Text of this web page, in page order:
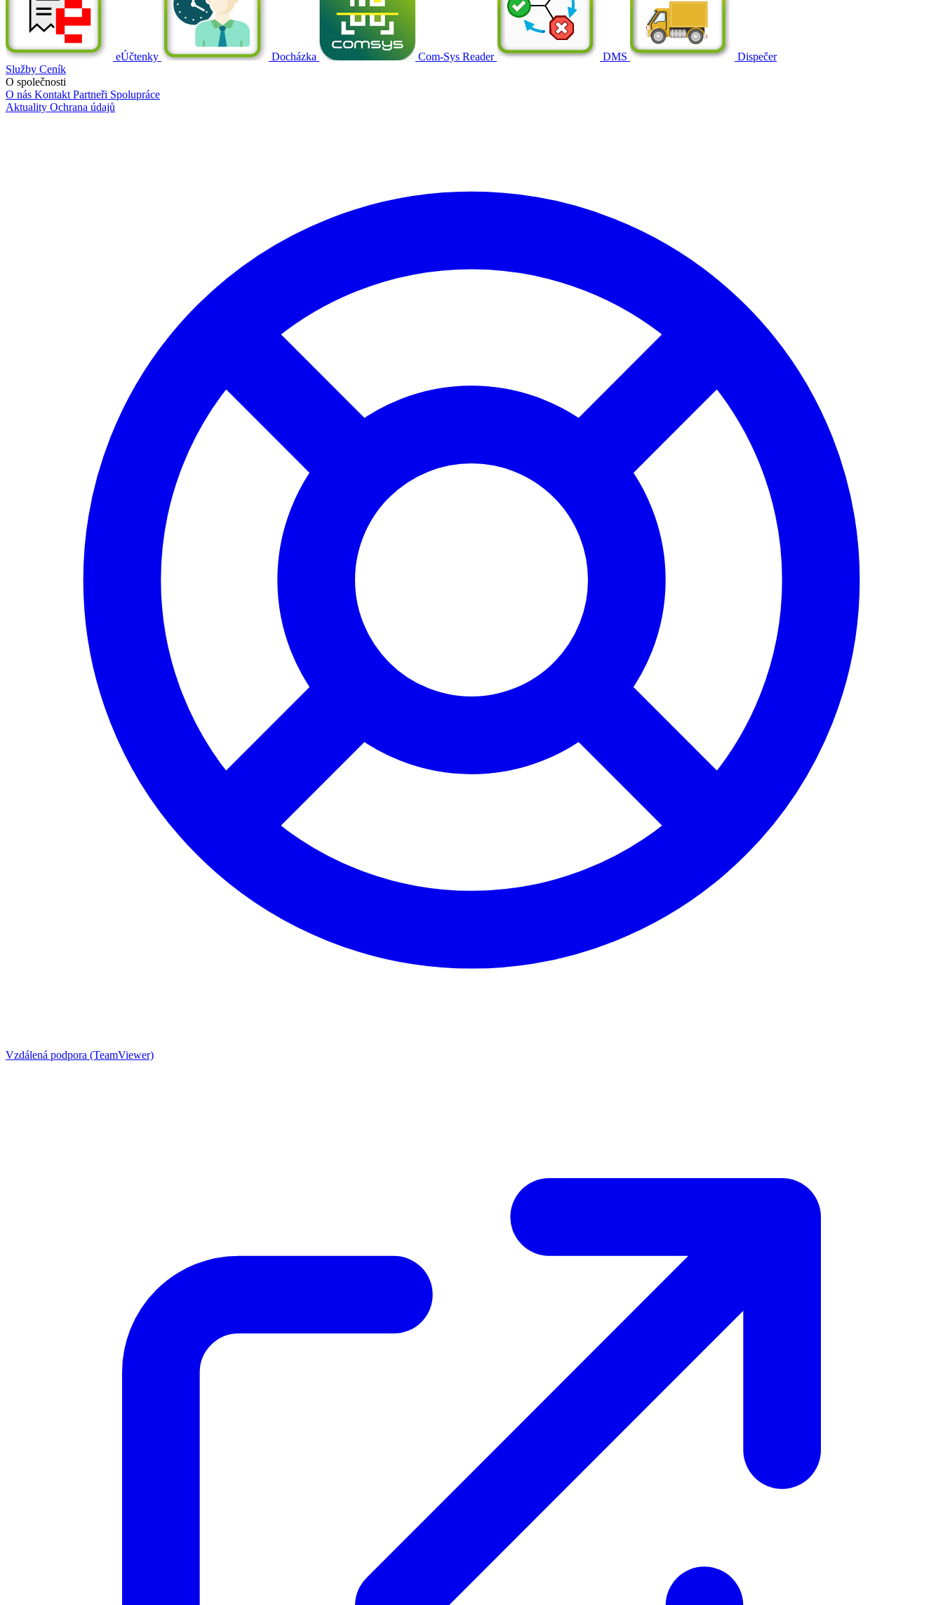
eÚčtenky Docházka Com-Sys Reader DMS
Dispečer
Služby Ceník
O společnosti
O nás Kontakt Partneři Spolupráce
Aktuality Ochrana údajů
Vzdálená podpora (TeamViewer)